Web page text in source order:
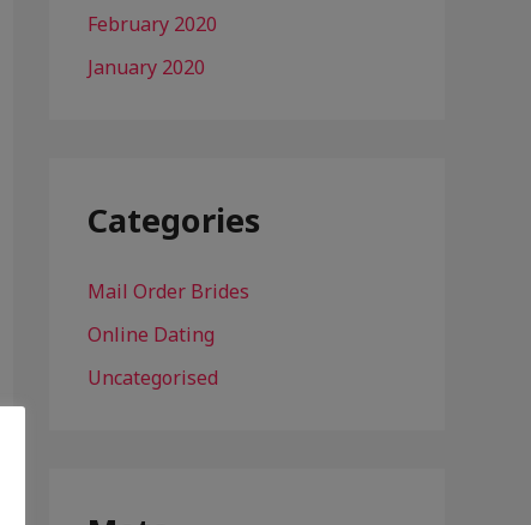
February 2020
January 2020
Categories
Mail Order Brides
Online Dating
Uncategorised